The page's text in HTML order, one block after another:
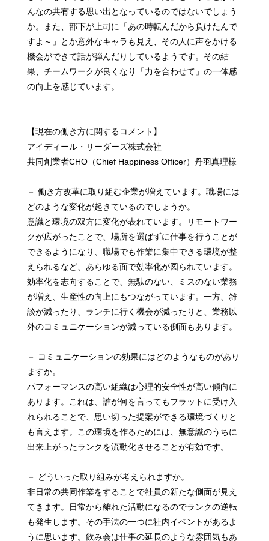
んなの共有する思い出となっているのではないでしょう
か。また、部下が上司に「あの時転んだから負けたんで
すよ～」とか意外なキャラも見え、その人に声をかける
機会ができて話が弾んだりしているようです。その結
果、チームワークが良くなり「力を合わせて」の一体感
の向上を感じています。
【現在の働き方に関するコメント】
アイディール・リーダーズ株式会社
共同創業者CHO（Chief Happiness Officer）丹羽真理様
－ 働き方改革に取り組む企業が増えています。職場には
どのような変化が起きているのでしょうか。
意識と環境の双方に変化が表れています。リモートワー
クが広がったことで、場所を選ばずに仕事を行うことが
できるようになり、職場でも作業に集中できる環境が整
えられるなど、あらゆる面で効率化が図られています。
効率化を志向することで、無駄のない、ミスのない業務
が増え、生産性の向上にもつながっています。一方、雑
談が減ったり、ランチに行く機会が減ったりと、業務以
外のコミュニケーションが減っている側面もあります。
－ コミュニケーションの効果にはどのようなものがあり
ますか。
パフォーマンスの高い組織は心理的安全性が高い傾向に
あります。これは、誰が何を言ってもフラットに受け入
れられることで、思い切った提案ができる環境づくりと
も言えます。この環境を作るためには、無意識のうちに
出来上がったランクを流動化させることが有効です。
－ どういった取り組みが考えられますか。
非日常の共同作業をすることで社員の新たな側面が見え
てきます。日常から離れた活動になるのでランクの逆転
も発生します。その手法の一つに社内イベントがあるよ
うに思います。飲み会は仕事の延長のような雰囲気もあ